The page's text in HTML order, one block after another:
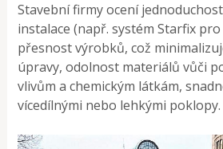
Stavební firmy ocení
instalace (např. systém Starfix
přesnost výrobků, což
úpravy, odolnost materiálů vůči
vlivům a chemickým látkám,
vícedílnými nebo lehkými poklopy.